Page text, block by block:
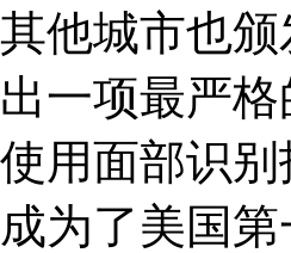
其他城市也
出一项最严
使用面部识
成为了美国